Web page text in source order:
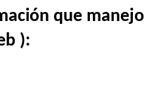
que manejo
):